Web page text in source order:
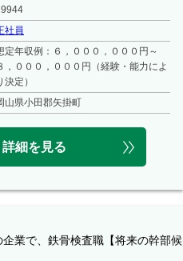
社員
定年収例：６，０００，０００円～
，０００，０００円（経験・能力によ
決定）
山県小田郡矢掛町
詳細を見る
業で、鉄骨検査職【将来の幹部候